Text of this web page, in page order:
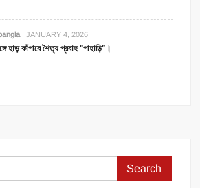
JANUARY 4, 2026
হাড় কাঁপাবে শৈত্য প্রবাহ “পাহাড়ি”।
Search
for: